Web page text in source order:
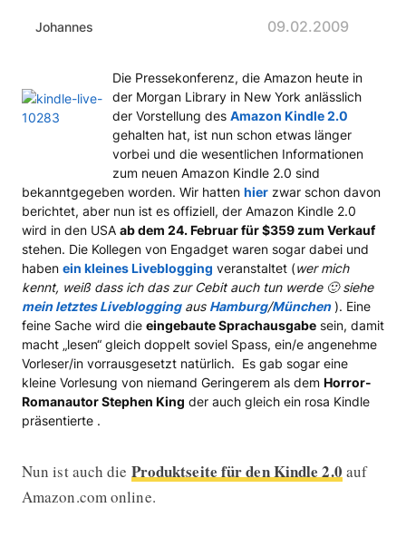
Johannes 09.02.2009
Amazon Kindle 2.0 Pressekonferenz
Die Pressekonferenz, die Amazon heute in
der Morgan Library in New York anlässlich
der Vorstellung des Amazon Kindle 2.0
gehalten hat, ist nun schon etwas länger
vorbei und die wesentlichen Informationen
zum neuen Amazon Kindle 2.0 sind
bekanntgegeben worden. Wir hatten hierzwar schon davon
berichtet, aber nun ist es offiziell, der Amazon Kindle 2.0
wird in den USA ab dem 24. Februar für $359 zum Verkauf
stehen. Die Kollegen von Engadget waren sogar dabei und
haben ein kleines Liveblogging veranstaltet (wer mich
kennt, weiß dass ich das zur Cebit auch tun werde 🙂 siehe
mein letztes Livebloggingaus Hamburg/München ). Eine
feine Sache wird die eingebaute Sprachausgabesein, damit
macht „lesen“ gleich doppelt soviel Spass, ein/e angenehme
Vorleser/in vorrausgesetzt natürlich. Es gab sogar eine
kleine Vorlesung von niemand Geringerem als dem Horror-
Romanautor Stephen King der auch gleich ein rosa Kindle
präsentierte .
Nun ist auch die Produktseite für den Kindle 2.0 auf
Amazon.com online.